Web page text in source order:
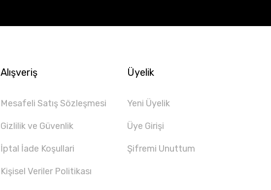
Alışveriş
Mesafeli Satış Sözleşmesi
Gizlilik ve Güvenlik
İptal İade Koşullari
Kişisel Veriler Politikası
Üyelik
Yeni Üyelik
Üye Girişi
Şifremi Unuttum